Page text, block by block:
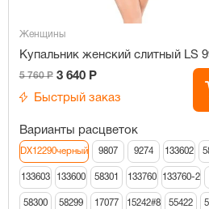
Женщины
Купальник женский слитный LS
5 760 Р 3 640 Р
Быстрый заказ
Варианты расцветок
DX12290черный 9807 9274 133602
133603 133600 58301 133760 133760-2
58300 58299 17077 15242#8 55422